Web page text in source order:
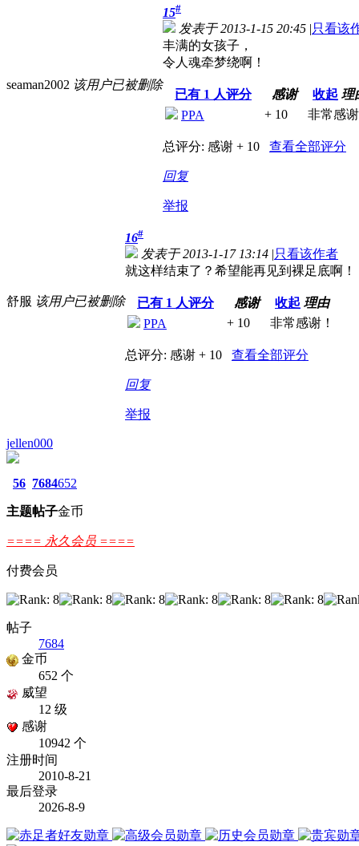
seaman2002 该用户已被删除
15#
发表于 2013-1-15 20:45 |只看该
丰满的女孩子，
令人魂牵梦绕啊！
已有 1 人评分 感谢 收起 理
PPA
+ 10 非常感
总评分: 感谢 + 10 查看全部评分
回复
举报
舒服 该用户已被删除
16#
发表于 2013-1-17 13:14 |只看该作者
就这样结束了？希望能再见到裸足底啊！
已有 1 人评分 感谢 收起 理由
PPA
+ 10 非常感谢！
总评分: 感谢 + 10 查看全部评分
回复
举报
jellen000
56
主题
7684
帖子
652
金币
==== 永久会员 ====
付费会员
帖子
7684
金币
652 个
威望
12 级
感谢
10942 个
注册时间
2010-8-21
最后登录
2026-8-9